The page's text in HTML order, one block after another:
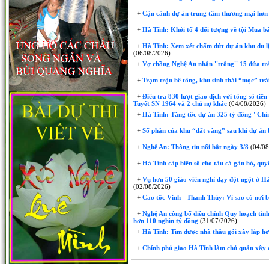
+ Cận cảnh dự án trung tâm thương mại
+ Hà Tĩnh: Khởi tố 4 đối tượng về tội Mua
+ Hà Tĩnh: Xem xét chấm dứt dự án khu du
(06/08/2026)
+ Vợ chồng Nghệ An nhận ''trông'' 15 đứa
+ Trạm trộn bê tông, khu sinh thái “mọc”
+ Điều tra 830 lượt giao dịch với tổng số
Tuyết SN 1964 và 2 chủ nợ khác (04/08/2026)
+ Hà Tĩnh: Tăng tốc dự án 325 tỷ đồng
+ Số phận của khu “đất vàng” sau khi dự
+ Nghệ An: Thông tin nổi bật ngày 3/8 (04/
+ Hà Tĩnh cấp biển số cho tàu cá gần bờ,
+ Vụ hơn 50 giáo viên nghỉ dạy đột ngột ở
(02/08/2026)
+ Cao tốc Vinh - Thanh Thủy: Vì sao có nơi
+ Nghệ An công bố điều chỉnh Quy hoạch
hơn 110 nghìn tỷ đồng (31/07/2026)
+ Hà Tĩnh: Tìm được nhà thầu gói xây lắp
+ Chính phủ giao Hà Tĩnh làm chủ quản xây